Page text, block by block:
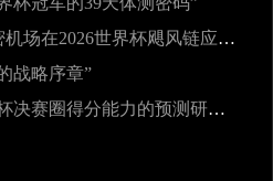
**动态韧性调度：迈阿密机场在2026世界杯飓风链应急中的中枢重构**
战略序章”
“世预赛进攻效能对世界杯决赛圈得分能力的预测研究——以2026年美加墨世界杯为例”